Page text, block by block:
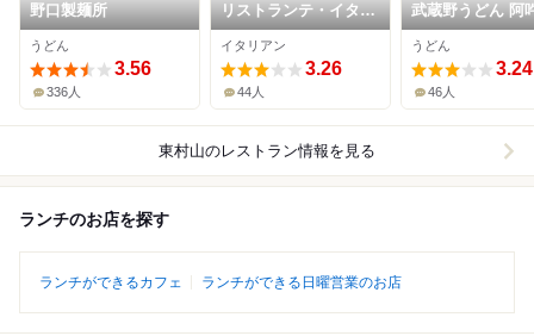
野口製麺所
うどん
3.56
336人
リストランテ・イタリ
アーノ・ロ・スティヴ
ァーレ
イタリアン
3.26
44人
武蔵野うどん 阿
うどん
3.24
46人
東村山のレストラン情報を見る
ランチのお店を探す
ランチができるカフェ ランチができる日曜営業のお店